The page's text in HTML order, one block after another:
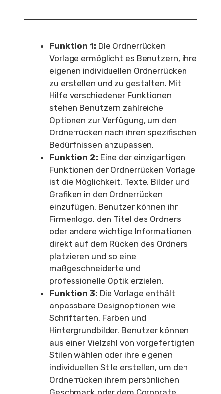
Funktion 1: Die Ordnerrücken
Vorlage ermöglicht es Benutzern, ihre
eigenen individuellen Ordnerrücken
zu erstellen und zu gestalten. Mit
Hilfe verschiedener Funktionen
stehen Benutzern zahlreiche
Optionen zur Verfügung, um den
Ordnerrücken nach ihren spezifischen
Bedürfnissen anzupassen.
Funktion 2: Eine der einzigartigen
Funktionen der Ordnerrücken Vorlage
ist die Möglichkeit, Texte, Bilder und
Grafiken in den Ordnerrücken
einzufügen. Benutzer können ihr
Firmenlogo, den Titel des Ordners
oder andere wichtige Informationen
direkt auf dem Rücken des Ordners
platzieren und so eine
maßgeschneiderte und
professionelle Optik erzielen.
Funktion 3: Die Vorlage enthält
anpassbare Designoptionen wie
Schriftarten, Farben und
Hintergrundbilder. Benutzer können
aus einer Vielzahl von vorgefertigten
Stilen wählen oder ihre eigenen
individuellen Stile erstellen, um den
Ordnerrücken ihrem persönlichen
Geschmack oder dem Corporate